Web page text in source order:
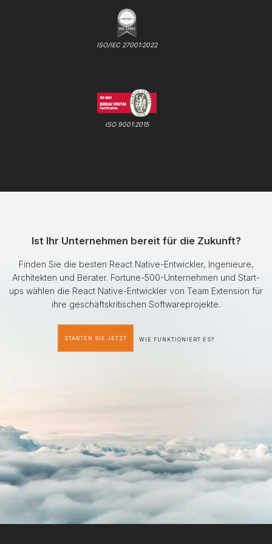
ISO/IEC 27001:2022
ISO 9001:2015
Ist Ihr Unternehmen bereit für die Zukunft?
Finden Sie die besten React Native-Entwickler, Ingenieure,
Architekten und Berater. Fortune-500-Unternehmen und Start-
ups wählen die React Native-Entwickler von Team Extension für
ihre geschäftskritischen Softwareprojekte.
STARTEN SIE JETZT WIE FUNKTIONIERT ES?